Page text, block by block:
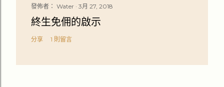
發佈者： Water 3月 27, 2018
終生免佣的啟示
分享 1 則留言